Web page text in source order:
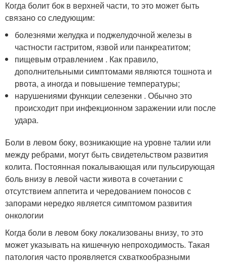
Когда болит бок в верхней части, то это может быть
связано со следующим:
болезнями желудка и поджелудочной железы в
частности гастритом, язвой или панкреатитом;
пищевым отравлением . Как правило,
дополнительными симптомами являются тошнота и
рвота, а иногда и повышение температуры;
нарушениями функции селезенки . Обычно это
происходит при инфекционном заражении или после
удара.
Боли в левом боку, возникающие на уровне талии или
между ребрами, могут быть свидетельством развития
колита. Постоянная покалывающая или пульсирующая
боль внизу в левой части живота в сочетании с
отсутствием аппетита и чередованием поносов с
запорами нередко является симптомом развития
онкологии
Когда боли в левом боку локализованы внизу, то это
может указывать на кишечную непроходимость. Такая
патология часто проявляется схваткообразными